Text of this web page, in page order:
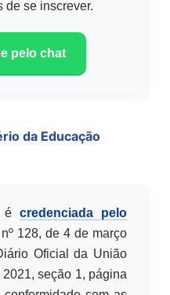
de se inscrever.
pelo chat
da Educação
é credenciada pelo
128, de 4 de março
Oficial da União
seção 1, página